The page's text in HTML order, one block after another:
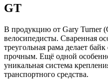
GT
В продукцию от Gary Turner
велосипедисты. Сваренная
треугольная рама делает
прочным. Ещё одной
уникальная система
транспортного средства.